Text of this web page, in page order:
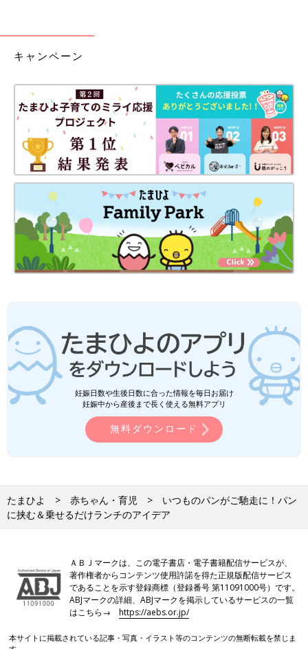
キャンペーン
妊娠日数や生後日数に合った情報を毎日お届け
妊娠中から産後まで長く使える無料アプリ
無料ダウンロード
たまひよ 赤ちゃん・育児
いつものパンがご馳走に！パン
に挟む＆乗せるだけランチのアイデア
ＡＢＪマークは、この電子書店・電子書籍配信サービスが、
著作権者からコンテンツ使用許諾を得た正規版配信サービス
であることを示す登録商標（登録番号 第11091000号）です。
ABJマークの詳細、ABJマークを掲示しているサービスの一覧
はこちら→https://aebs.or.jp/
本サイトに掲載されている記事・写真・イラスト等のコンテンツの無断転載を禁じま